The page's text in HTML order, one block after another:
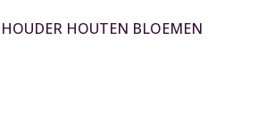
HOUTEN BLOEMEN